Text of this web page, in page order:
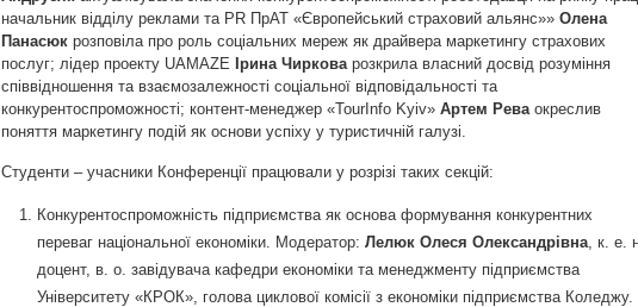
начальник відділу реклами та PR ПрАТ «Європейський страховий альянс»» Олена
Панасюк розповіла про роль соціальних мереж як драйвера маркетингу страхових
послуг; лідер проекту UAMAZE Ірина Чиркова розкрила власний досвід розуміння
співвідношення та взаємозалежності соціальної відповідальності та
конкурентоспроможності; контент-менеджер «TourInfo Kyiv» Артем Реваокреслив
поняття маркетингу подій як основи успіху у туристичній галузі.
Студенти – учасники Конференції працювали у розрізі таких секцій:
Конкурентоспроможність підприємства як основа формування конкурентних
переваг національної економіки. Модератор: Лелюк Олеся Олександрівна, к. е.
доцент, в. о. завідувача кафедри економіки та менеджменту підприємства
Університету «КРОК», голова циклової комісії з економіки підприємства Коледжу.